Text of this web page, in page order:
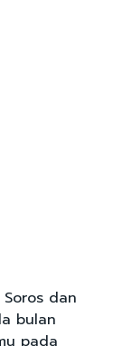
dan
bulan
pada